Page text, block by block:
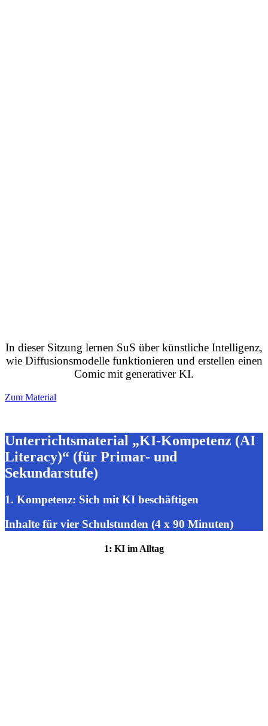
In dieser Sitzung lernen SuS über künstliche Intelligenz,
wie Diffusionsmodelle funktionieren und erstellen einen
Comic mit generativer KI.
Zum Material
Unterrichtsmaterial „KI-Kompetenz (AI
Literacy)“ (für Primar- und
Sekundarstufe)
1. Kompetenz: Sich mit KI beschäftigen
Inhalte für vier Schulstunden (4 x 90 Minuten)
1: KI im Alltag